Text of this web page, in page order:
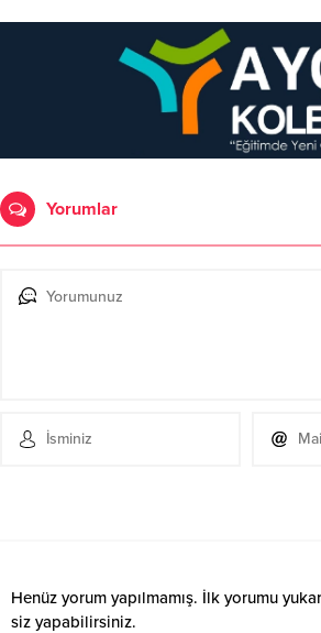
Yorumlar
Henüz yorum yapılmamış. İlk yorumu
siz yapabilirsiniz.